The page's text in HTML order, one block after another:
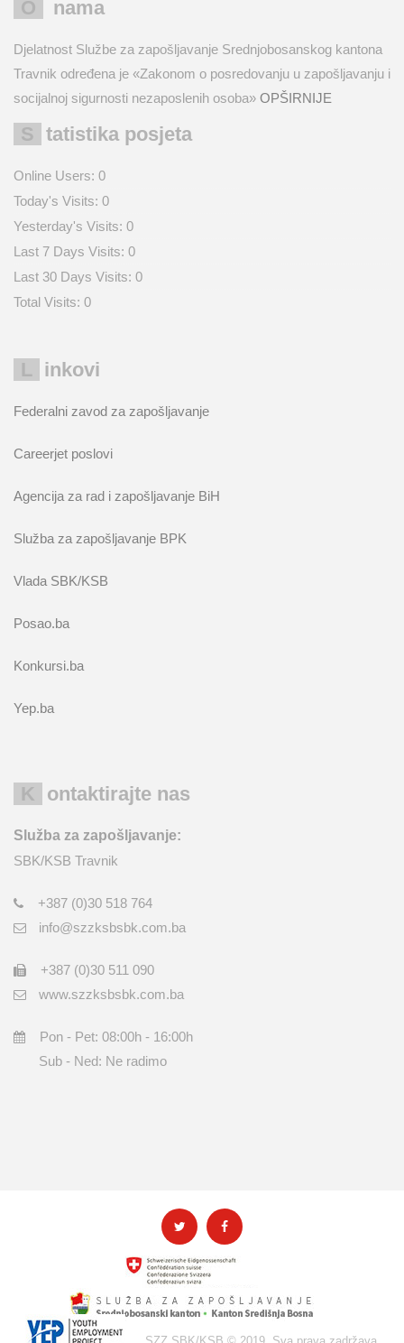
O nama
Djelatnost Službe za zapošljavanje Srednjobosanskog kantona
Travnik određena je «Zakonom o posredovanju u zapošljavanju i
socijalnoj sigurnosti nezaposlenih osoba» OPŠIRNIJE
Statistika posjeta
Online Users: 0
Today's Visits: 0
Yesterday's Visits: 0
Last 7 Days Visits: 0
Last 30 Days Visits: 0
Total Visits: 0
Linkovi
Federalni zavod za zapošljavanje
Careerjet poslovi
Agencija za rad i zapošljavanje BiH
Služba za zapošljavanje BPK
Vlada SBK/KSB
Posao.ba
Konkursi.ba
Yep.ba
Kontaktirajte nas
Služba za zapošljavanje:
SBK/KSB Travnik
+387 (0)30 518 764
info@szzksbsbk.com.ba
+387 (0)30 511 090
www.szzksbsbk.com.ba
Pon - Pet: 08:00h - 16:00h
Sub - Ned: Ne radimo